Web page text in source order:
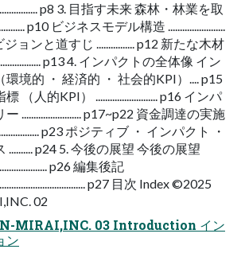
p8 3. 目指す未来 森林・林業を取
p10 ビジネスモデル構造 ........................
ョンと道すじ ................ p12 新たな木材
p13 4. インパクトの全体像 イン
境的 ・ 経済的 ・ 社会的KPI）.... p15
（人的KPI） .......................... p16 インパ
......................... p17~p22 資金調達の実施
p23 ポジティブ ・ インパクト ・
.......... p24 5. 今後の展望 今後の展望
p26 編集後記
p27 目次 Index ©2025
02
MIRAI,INC. 03 Introduction イン
ン